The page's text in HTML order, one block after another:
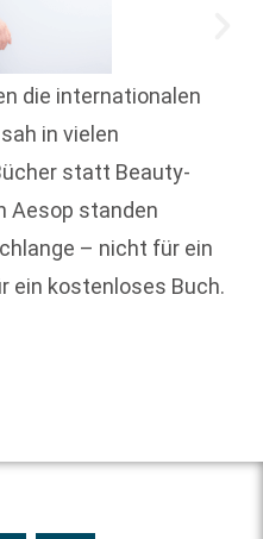
die internationalen
in vielen
statt Beauty-
Aesop standen
– nicht für ein
ein kostenloses Buch.